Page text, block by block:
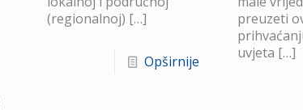
(regionalnoj) […]
Opširnije
preuzeti
uvjeta […]